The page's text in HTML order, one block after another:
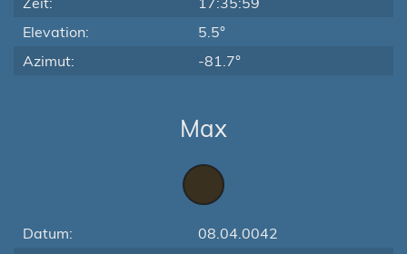
Elevation:
5.5°
Azimut:
-81.7°
Max
Datum:
08.04.0042